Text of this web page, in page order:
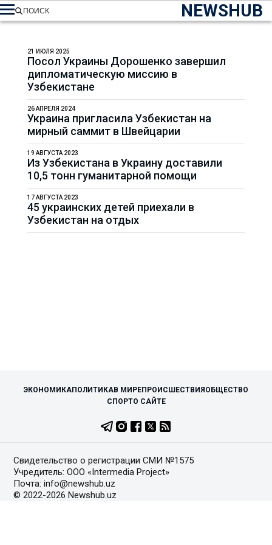
NEWSHUB
ПОИСК
Посол Украины Дорошенко завершил
дипломатическую миссию в
Узбекистане
21 ИЮЛЯ 2025
Украина пригласила Узбекистан на
мирный саммит в Швейцарии
26 АПРЕЛЯ 2024
Из Узбекистана в Украину доставили
10,5 тонн гуманитарной помощи
19 АВГУСТА 2023
45 украинских детей приехали в
Узбекистан на отдых
17 АВГУСТА 2023
ЭКОНОМИКАПОЛИТИКАВ МИРЕПРОИСШЕСТВИЯ ОБЩЕСТВО
СПОРТО САЙТЕ
Свидетельство о регистрации СМИ №1575
Учредитель: ООО «Intermedia Project»
Почта: info@newshub.uz
© 2022-2026 Newshub.uz